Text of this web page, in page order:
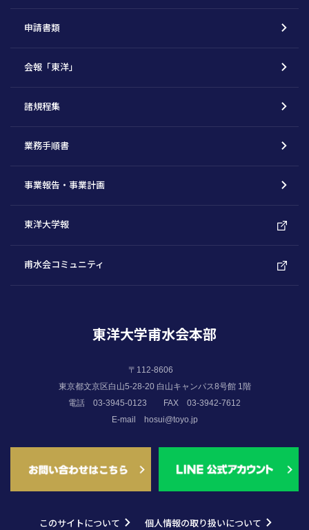
申請書類
会報「東洋」
諸規程集
業務手順書
事業報告・事業計画
東洋大学報
甫水会コミュニティ
東洋大学甫水会本部
〒112-8606
東京都文京区白山5-28-20 白山キャンパス8号館 1階
電話 03-3945-0123
FAX 03-3942-7612
E-mail hosui@toyo.jp
このサイトについて 個人情報の取り扱いについて